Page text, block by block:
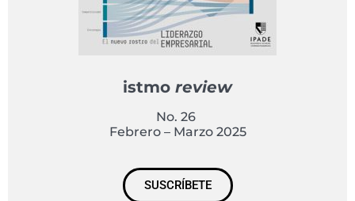
istmo review
No. 26
Febrero – Marzo 2025
SUSCRÍBETE